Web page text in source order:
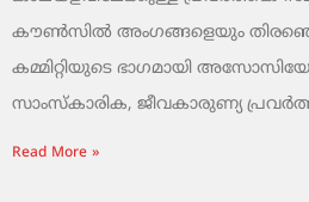
കൗൺസിൽ അംഗങ്ങളെയും
കമ്മിറ്റിയുടെ ഭാഗമായി
സാംസ്‌കാരിക, ജീവകാരുണ്യ
Read More »